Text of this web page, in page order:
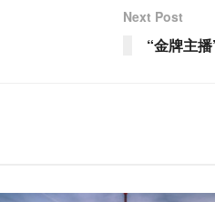
Next Post
“金牌主